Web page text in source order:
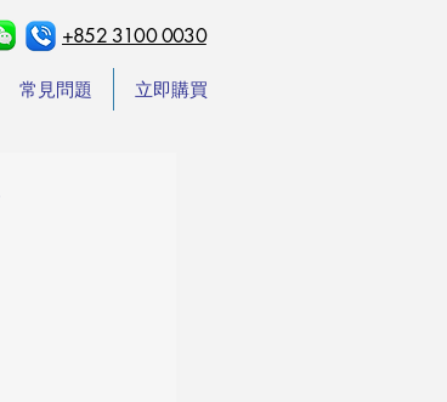
+852 3100 0030
常見問題 立即購買